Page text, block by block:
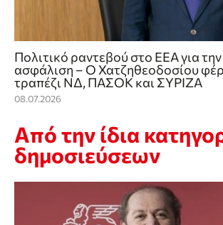
Πολιτικό ραντεβού στο ΕΕΑ για την
ασφάλιση – Ο Χατζηθεοδοσίου
τραπέζι ΝΔ, ΠΑΣΟΚ και ΣΥΡΙΖΑ
08.07.2026
Από την ίδια
δημοσιεύσεων